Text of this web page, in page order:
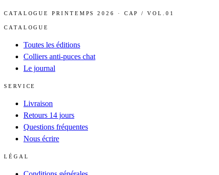
CATALOGUE PRINTEMPS 2026 · CAP / VOL.01
CATALOGUE
Toutes les éditions
Colliers anti-puces chat
Le journal
SERVICE
Livraison
Retours 14 jours
Questions fréquentes
Nous écrire
LÉGAL